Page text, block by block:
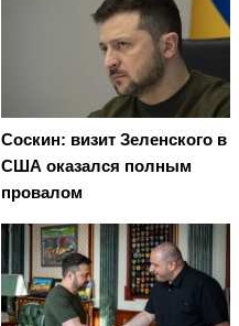
Соскин: визит Зеленского в
США оказался полным
провалом